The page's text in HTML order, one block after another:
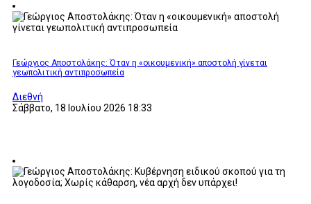
Γεώργιος Αποστολάκης: Όταν η «οικουμενική» αποστολή γίνεται
γεωπολιτική αντιπροσωπεία
Διεθνή
Σάββατο, 18 Ιουλίου 2026 18:33